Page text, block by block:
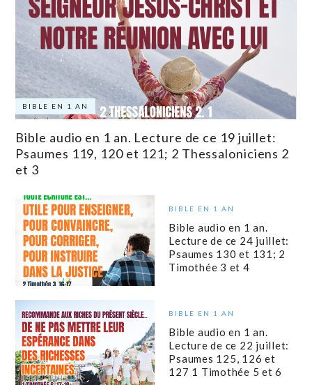
BIBLE EN 1 AN
Bible audio en 1 an. Lecture de ce 19 juillet:
Psaumes 119, 120 et 121; 2 Thessaloniciens 2
et 3
BIBLE EN 1 AN
Bible audio en 1 an.
Lecture de ce 24 juillet:
Psaumes 130 et 131; 2
Timothée 3 et 4
BIBLE EN 1 AN
Bible audio en 1 an.
Lecture de ce 22 juillet:
Psaumes 125, 126 et
127 1 Timothée 5 et 6